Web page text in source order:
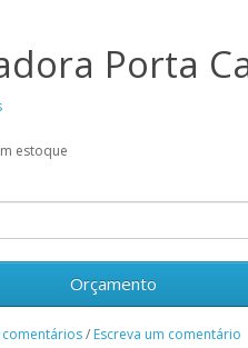
Porta
estoque
Orçamento
comentários/ Escreva um comentário